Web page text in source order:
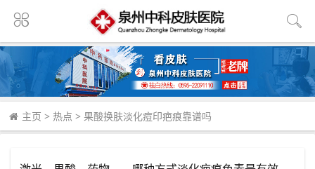
主页 > 热点 > 果酸换肤淡化痘印疤痕靠谱吗